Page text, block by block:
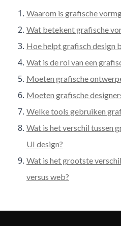
Waarom is grafische
Wat betekent grafische
Hoe helpt grafisch design
Wat is de rol van een
Moeten grafische
Moeten grafische
Welke tools gebruiken
Wat is het verschil tussen
UI design?
Wat is het grootste
versus web?